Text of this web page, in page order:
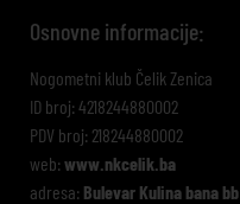
Osnovne informacije:
Nogometni klub Čelik Zenica
ID broj: 4218244880002
PDV broj: 218244880002
web: www.nkcelik.ba
adresa: Bulevar Kulina bana bb